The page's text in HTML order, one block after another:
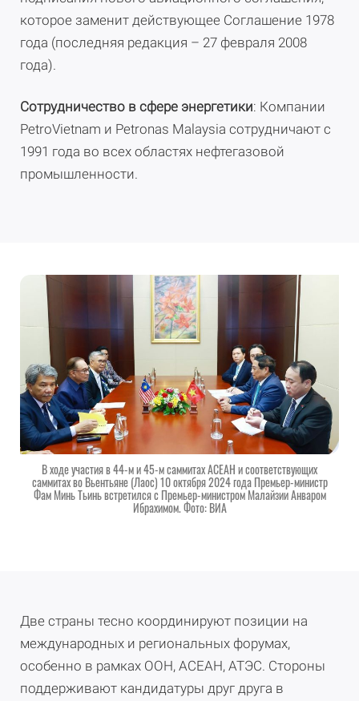
которое заменит действующее Соглашение 1978
года (последняя редакция – 27 февраля 2008
года).
Сотрудничество в сфере энергетики: Компании
PetroVietnam и Petronas Malaysia сотрудничают с
1991 года во всех областях нефтегазовой
промышленности.
В ходе участия в 44-м и 45-м саммитах АСЕАН и соответствующих
саммитах во Вьентьяне (Лаос) 10 октября 2024 года Премьер-министр
Фам Минь Тьинь встретился с Премьер-министром Малайзии Анваром
Ибрахимом. Фото: ВИА
Две страны тесно координируют позиции на
международных и региональных форумах,
особенно в рамках ООН, АСЕАН, АТЭС. Стороны
поддерживают кандидатуры друг друга в